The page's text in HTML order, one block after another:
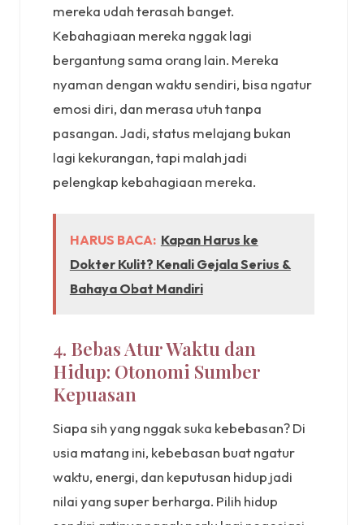
mereka udah terasah banget.
Kebahagiaan mereka nggak lagi
bergantung sama orang lain. Mereka
nyaman dengan waktu sendiri, bisa ngatur
emosi diri, dan merasa utuh tanpa
pasangan. Jadi, status melajang bukan
lagi kekurangan, tapi malah jadi
pelengkap kebahagiaan mereka.
HARUS BACA: Kapan Harus ke
Dokter Kulit? Kenali Gejala Serius &
Bahaya Obat Mandiri
4. Bebas Atur Waktu dan
Hidup: Otonomi Sumber
Kepuasan
Siapa sih yang nggak suka kebebasan? Di
usia matang ini, kebebasan buat ngatur
waktu, energi, dan keputusan hidup jadi
nilai yang super berharga. Pilih hidup